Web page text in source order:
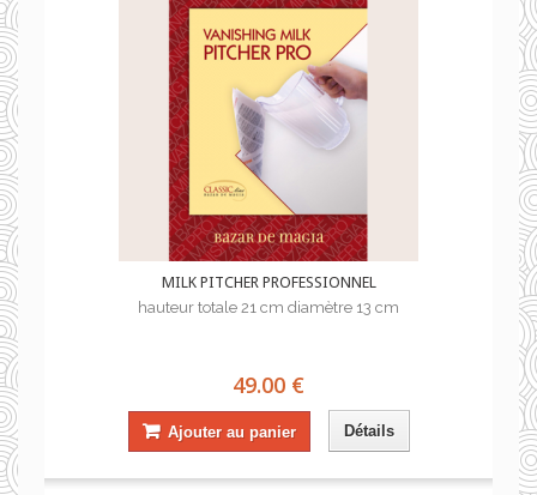
MILK PITCHER PROFESSIONNEL
hauteur totale 21 cm diamètre 13 cm
49.00 €
Ajouter au panier Détails